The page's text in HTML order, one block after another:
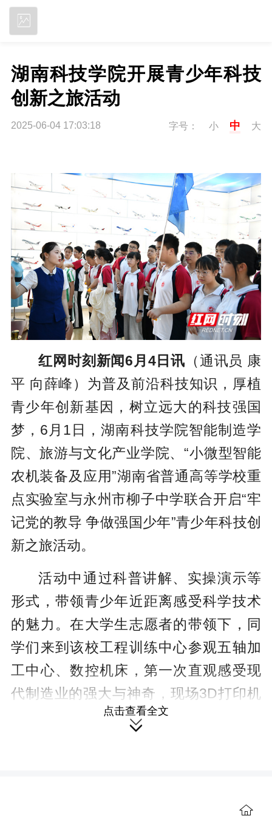
湖南科技学院开展青少年科技
创新之旅活动
2025-06-04 17:03:18 字号： 小 中 大
红网时刻新闻6月4日讯 （通讯员 康
平 向薛峰）为普及前沿科技知识，厚植
青少年创新基因，树立远大的科技强国
梦，6月1日，湖南科技学院智能制造学
院、旅游与文化产业学院、“小微型智能
农机装备及应用”湖南省普通高等学校重
点实验室与永州市柳子中学联合开启“牢
记党的教导 争做强国少年”青少年科技创
新之旅活动。
活动中通过科普讲解、实操演示等
形式，带领青少年近距离感受科学技术
的魅力。在大学生志愿者的带领下，同
学们来到该校工程训练中心参观五轴加
工中心、数控机床，第一次直观感受现
代制造业的强大与神奇，现场3D打印机
和激光切割机的操作演示将活动推向了
点击查看全文
